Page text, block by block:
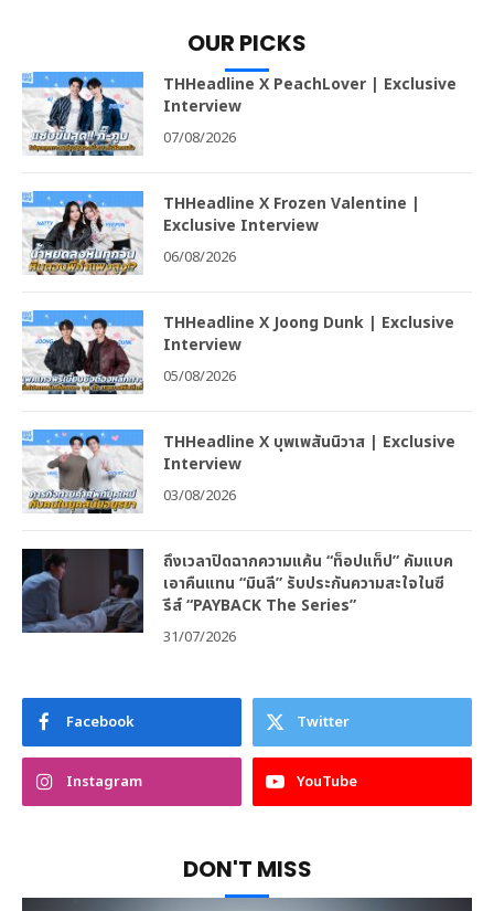
OUR PICKS
THHeadline X PeachLover | Exclusive
Interview
07/08/2026
THHeadline X Frozen Valentine |
Exclusive Interview
06/08/2026
THHeadline X Joong Dunk | Exclusive
Interview
05/08/2026
THHeadline X บุพเพสันนิวาส | Exclusive
Interview
03/08/2026
ถึงเวลาปิดฉากความแค้น “ท็อปแท็ป” คัมแบค
เอาคืนแทน “มินลี” รับประกันความสะใจในซี
รีส์ “PAYBACK The Series”
31/07/2026
Facebook Twitter
Instagram YouTube
DON'T MISS